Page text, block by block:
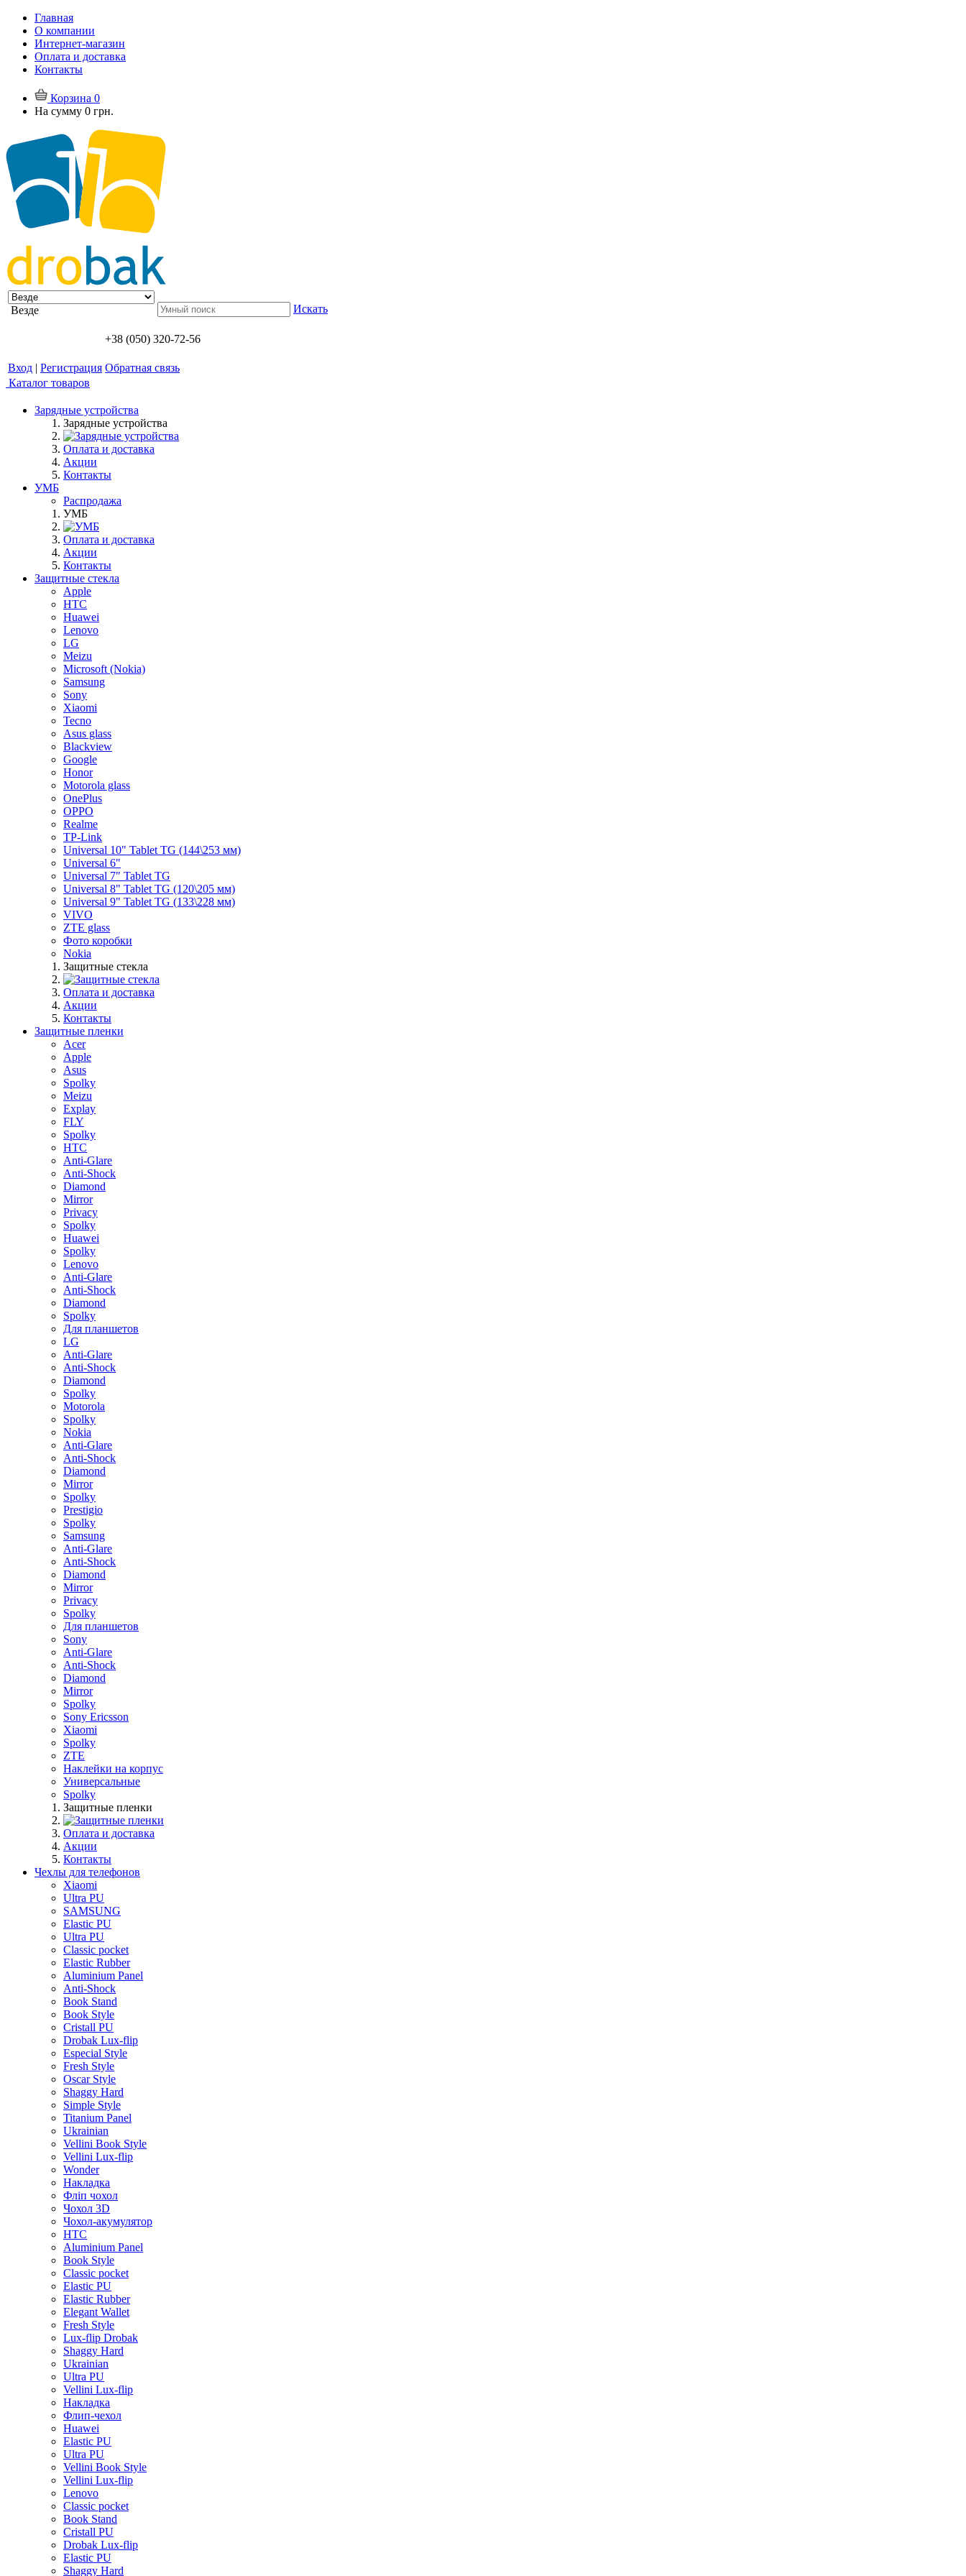
Главная
О компании
Интернет-магазин
Оплата и доставка
Контакты
Корзина 0
На сумму 0 грн.
Везде Искать
+38 (050) 320-72-56
Вход | Регистрация Обратная связь
Каталог товаров
Зарядные устройства
Зарядные устройства
Оплата и доставка
Акции
Контакты
УМБ
Распродажа
УМБ
Оплата и доставка
Акции
Контакты
Защитные стекла
Apple
HTC
Huawei
Lenovo
LG
Meizu
Microsoft (Nokia)
Samsung
Sony
Xiaomi
Tecno
Asus glass
Blackview
Google
Honor
Motorola glass
OnePlus
OPPO
Realme
TP-Link
Universal 10" Tablet TG (144\253 мм)
Universal 6"
Universal 7" Tablet TG
Universal 8" Tablet TG (120\205 мм)
Universal 9" Tablet TG (133\228 мм)
VIVO
ZTE glass
Фото коробки
Nokia
Защитные стекла
Оплата и доставка
Акции
Контакты
Защитные пленки
Acer
Apple
Asus
Spolky
Meizu
Explay
FLY
Spolky
HTC
Anti-Glare
Anti-Shock
Diamond
Mirror
Privacy
Spolky
Huawei
Spolky
Lenovo
Anti-Glare
Anti-Shock
Diamond
Spolky
Для планшетов
LG
Anti-Glare
Anti-Shock
Diamond
Spolky
Motorola
Spolky
Nokia
Anti-Glare
Anti-Shock
Diamond
Mirror
Spolky
Prestigio
Spolky
Samsung
Anti-Glare
Anti-Shock
Diamond
Mirror
Privacy
Spolky
Для планшетов
Sony
Anti-Glare
Anti-Shock
Diamond
Mirror
Spolky
Sony Ericsson
Xiaomi
Spolky
ZTE
Наклейки на корпус
Универсальные
Spolky
Защитные пленки
Оплата и доставка
Акции
Контакты
Чехлы для телефонов
Xiaomi
Ultra PU
SAMSUNG
Elastic PU
Ultra PU
Classic pocket
Elastic Rubber
Aluminium Panel
Anti-Shock
Book Stand
Book Style
Cristall PU
Drobak Lux-flip
Especial Style
Fresh Style
Oscar Style
Shaggy Hard
Simple Style
Titanium Panel
Ukrainian
Vellini Book Style
Vellini Lux-flip
Wonder
Накладка
Фліп чохол
Чохол 3D
Чохол-акумулятор
HTC
Aluminium Panel
Book Style
Classic pocket
Elastic PU
Elastic Rubber
Elegant Wallet
Fresh Style
Lux-flip Drobak
Shaggy Hard
Ukrainian
Ultra PU
Vellini Lux-flip
Накладка
Флип-чехол
Huawei
Elastic PU
Ultra PU
Vellini Book Style
Vellini Lux-flip
Lenovo
Classic pocket
Book Stand
Cristall PU
Drobak Lux-flip
Elastic PU
Shaggy Hard